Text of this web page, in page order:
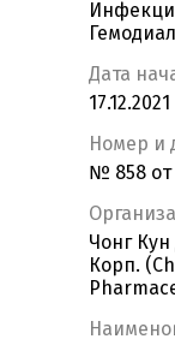
Дата
Номер и
№ 858 от
Чонг
Корп.